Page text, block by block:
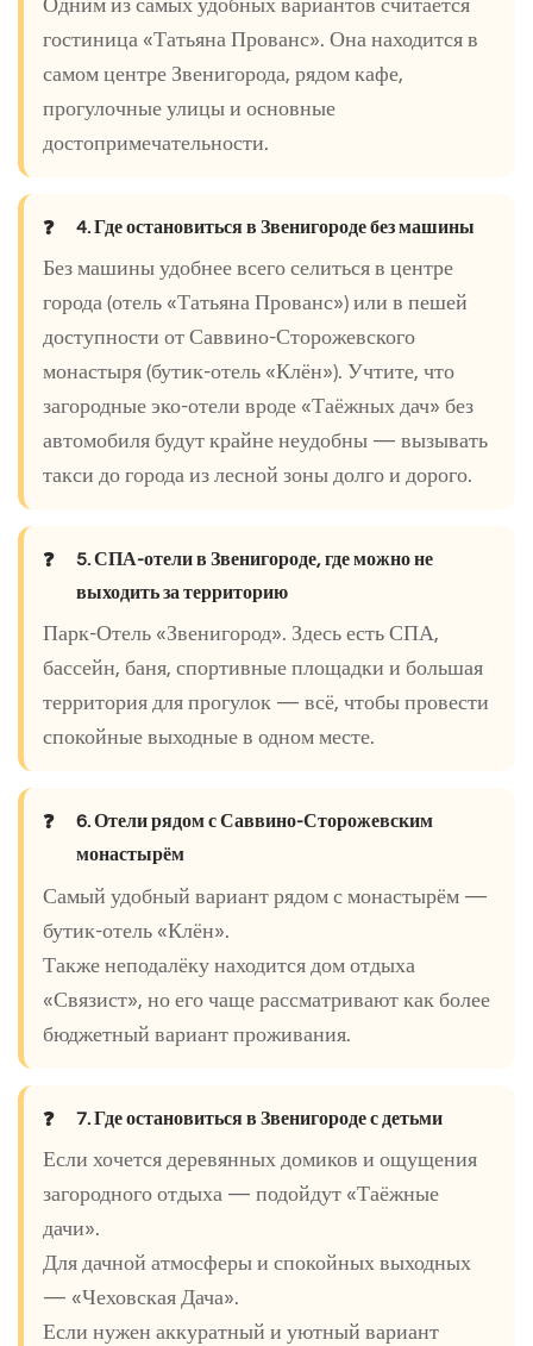
Одним из самых удобных вариантов считается
гостиница «Татьяна Прованс». Она находится в
самом центре Звенигорода, рядом кафе,
прогулочные улицы и основные
достопримечательности.
4. Где остановиться в Звенигороде без машины
Без машины удобнее всего селиться в центре
города (отель «Татьяна Прованс») или в пешей
доступности от Саввино-Сторожевского
монастыря (бутик-отель «Клён»). Учтите, что
загородные эко-отели вроде «Таёжных дач» без
автомобиля будут крайне неудобны — вызывать
такси до города из лесной зоны долго и дорого.
5. СПА-отели в Звенигороде, где можно не
выходить за территорию
Парк-Отель «Звенигород». Здесь есть СПА,
бассейн, баня, спортивные площадки и большая
территория для прогулок — всё, чтобы провести
спокойные выходные в одном месте.
6. Отели рядом с Саввино-Сторожевским
монастырём
Самый удобный вариант рядом с монастырём —
бутик-отель «Клён».
Также неподалёку находится дом отдыха
«Связист», но его чаще рассматривают как более
бюджетный вариант проживания.
7. Где остановиться в Звенигороде с детьми
Если хочется деревянных домиков и ощущения
загородного отдыха — подойдут «Таёжные
дачи».
Для дачной атмосферы и спокойных выходных
— «Чеховская Дача».
Если нужен аккуратный и уютный вариант